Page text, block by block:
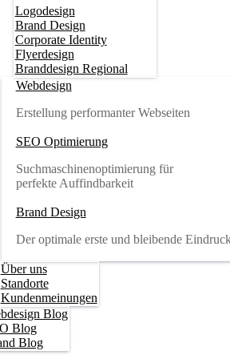
Logodesign
Brand Design
Corporate Identity
Flyerdesign
Branddesign Regional
Webdesign
Erstellung performanter Webseiten
SEO Optimierung
Suchmaschinenoptimierung für
perfekte Auffindbarkeit
Brand Design
Der optimale erste und bleibende
Über uns
Standorte
Kundenmeinungen
Blog
Blog
Blog